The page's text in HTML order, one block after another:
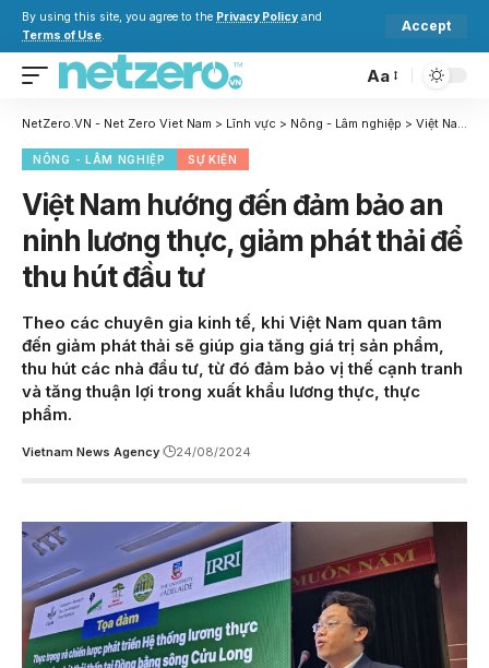
By using this site, you agree to the Privacy Policy and
Terms of Use.
Accept
Aa
NetZero.VN - Net Zero Viet Nam > Lĩnh vực > Nông - Lâm nghiệp > Việt Nam hướng đến đảm bảo an ninh lương thực, giảm phát thải để thu hút đầu tư
NÔNG - LÂM NGHIỆP SỰ KIỆN
Việt Nam hướng đến đảm bảo an
ninh lương thực, giảm phát thải để
thu hút đầu tư
Theo các chuyên gia kinh tế, khi Việt Nam quan tâm
đến giảm phát thải sẽ giúp gia tăng giá trị sản phẩm,
thu hút các nhà đầu tư, từ đó đảm bảo vị thế cạnh tranh
và tăng thuận lợi trong xuất khẩu lương thực, thực
phẩm.
Vietnam News Agency 24/08/2024